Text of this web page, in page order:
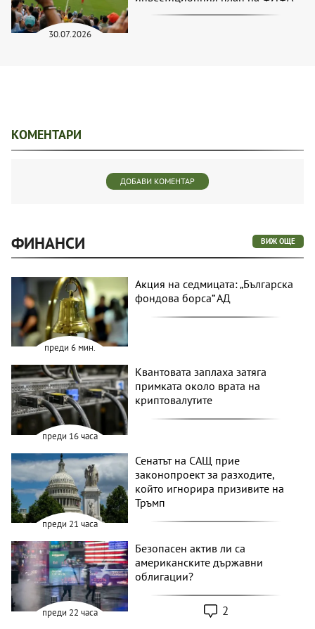
30.07.2026
КОМЕНТАРИ
ДОБАВИ КОМЕНТАР
ФИНАНСИ ВИЖ ОЩЕ
преди 6 мин.
Акция на седмицата: „Българска
фондова борса“ АД
преди 16 часа
Квантовата заплаха затяга
примката около врата на
криптовалутите
преди 21 часа
Сенатът на САЩ прие
законопроект за разходите,
който игнорира призивите на
Тръмп
преди 22 часа
Безопасен актив ли са
американските държавни
облигации?
2